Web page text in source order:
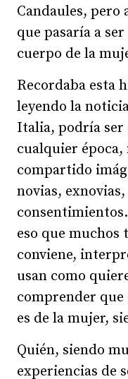
Candaules, pero
que pasaría a
cuerpo de la
Recordaba esta
leyendo la
Italia, podría ser
cualquier época,
compartido
novias,
eso que muchos
conviene,
usan como
comprender
es de la mujer,
Quién, siendo
experiencias de